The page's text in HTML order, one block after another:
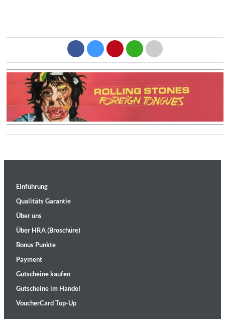
Einführung
Qualitäts Garantie
Über uns
Über HRA (Broschüre)
Bonus Punkte
Payment
Gutscheine kaufen
Gutscheine im Handel
VoucherCard Top-Up